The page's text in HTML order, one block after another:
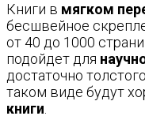
Книги в мягком
бесшвейное
от 40 до 1000
подойдет для
достаточно толстого
таком виде будут
книги.